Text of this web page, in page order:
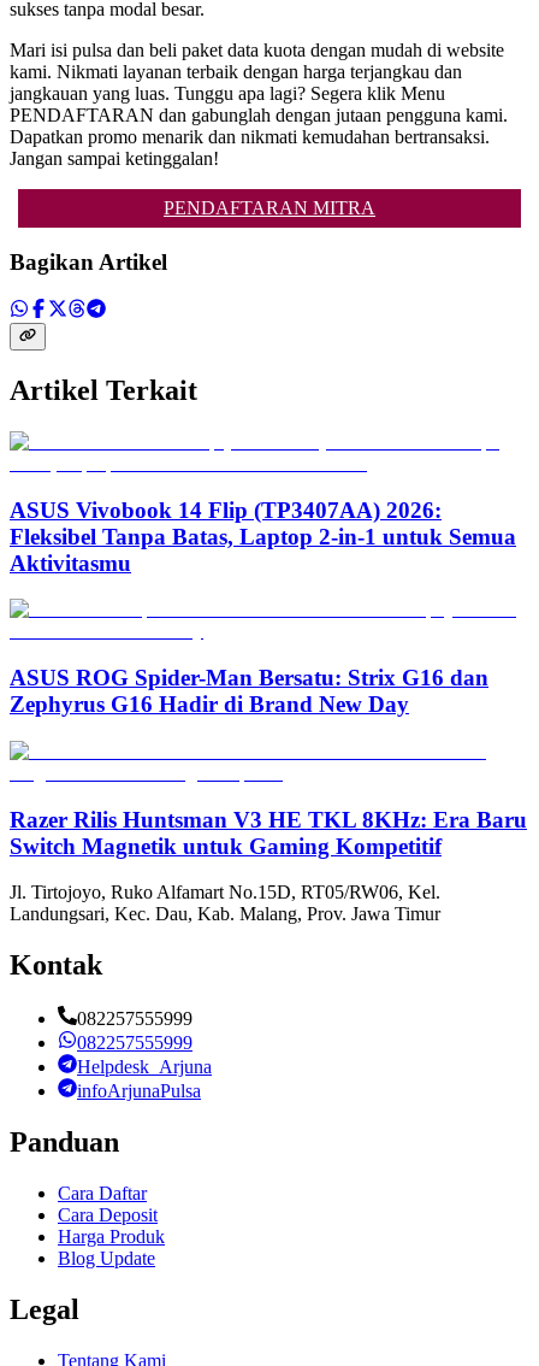
sukses tanpa modal besar.
Mari isi pulsa dan beli paket data kuota dengan mudah di website
kami. Nikmati layanan terbaik dengan harga terjangkau dan
jangkauan yang luas. Tunggu apa lagi? Segera klik Menu
PENDAFTARAN dan gabunglah dengan jutaan pengguna kami.
Dapatkan promo menarik dan nikmati kemudahan bertransaksi.
Jangan sampai ketinggalan!
PENDAFTARAN MITRA
Bagikan Artikel
Artikel Terkait
ASUS Vivobook 14 Flip (TP3407AA) 2026:
Fleksibel Tanpa Batas, Laptop 2-in-1 untuk Semua
Aktivitasmu
ASUS ROG Spider-Man Bersatu: Strix G16 dan
Zephyrus G16 Hadir di Brand New Day
Razer Rilis Huntsman V3 HE TKL 8KHz: Era Baru
Switch Magnetik untuk Gaming Kompetitif
Jl. Tirtojoyo, Ruko Alfamart No.15D, RT05/RW06, Kel.
Landungsari, Kec. Dau, Kab. Malang, Prov. Jawa Timur
Kontak
082257555999
082257555999
Helpdesk_Arjuna
infoArjunaPulsa
Panduan
Cara Daftar
Cara Deposit
Harga Produk
Blog Update
Legal
Tentang Kami